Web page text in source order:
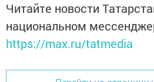
Читайте новости
национальном
https://max.ru/tatmedia